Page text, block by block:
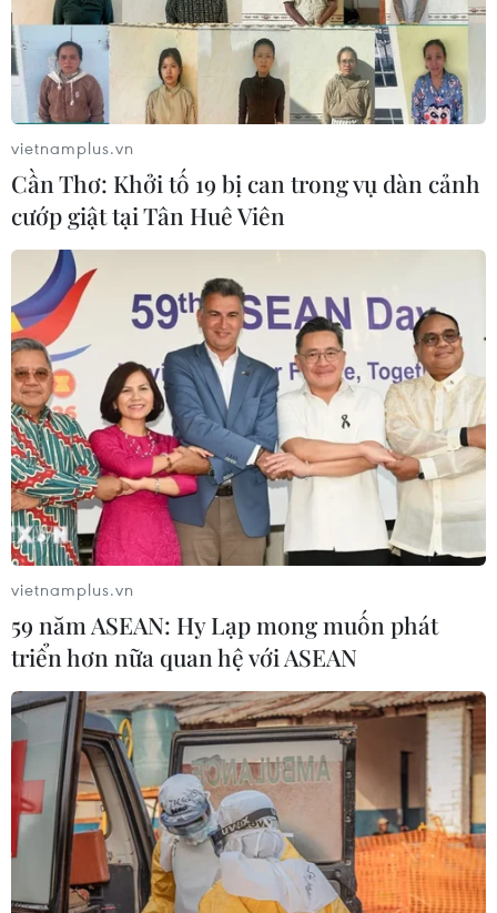
TIN CÙNG CHUYÊN MỤC
Chuyển Bộ Công an thông tin 7 cá
nhân bán vàng không rõ nguồn gốc
vietnamplus.vn
Cần Thơ: Khởi tố 19 bị can trong vụ dàn cảnh
cướp giật tại Tân Huê Viên
vietnamplus.vn
59 năm ASEAN: Hy Lạp mong muốn phát
triển hơn nữa quan hệ với ASEAN